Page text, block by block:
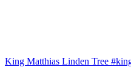
King Matthias Linden Tree